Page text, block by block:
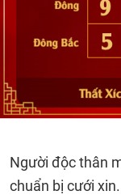
Người độc thân
chuẩn bị cưới